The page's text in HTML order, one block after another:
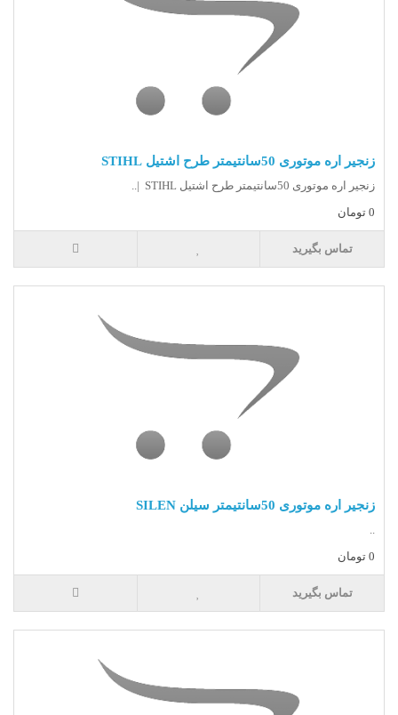
زنجیر اره موتوری 50سانتیمتر طرح اشتیل STIHL
زنجیر اره موتوری 50سانتیمتر طرح اشتیل STIHL |..
0 تومان
تماس بگیرید
زنجیر اره موتوری 50سانتیمتر سیلن SILEN
..
0 تومان
تماس بگیرید